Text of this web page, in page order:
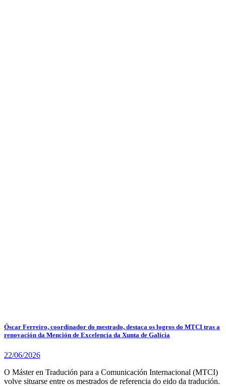
Óscar Ferreiro, coordinador do mestrado, destaca os logros do MTCI tras a
renovación da Mención de Excelencia da Xunta de Galicia
22/06/2026
O Máster en Tradución para a Comunicación Internacional (MTCI)
volve situarse entre os mestrados de referencia do eido da tradución.